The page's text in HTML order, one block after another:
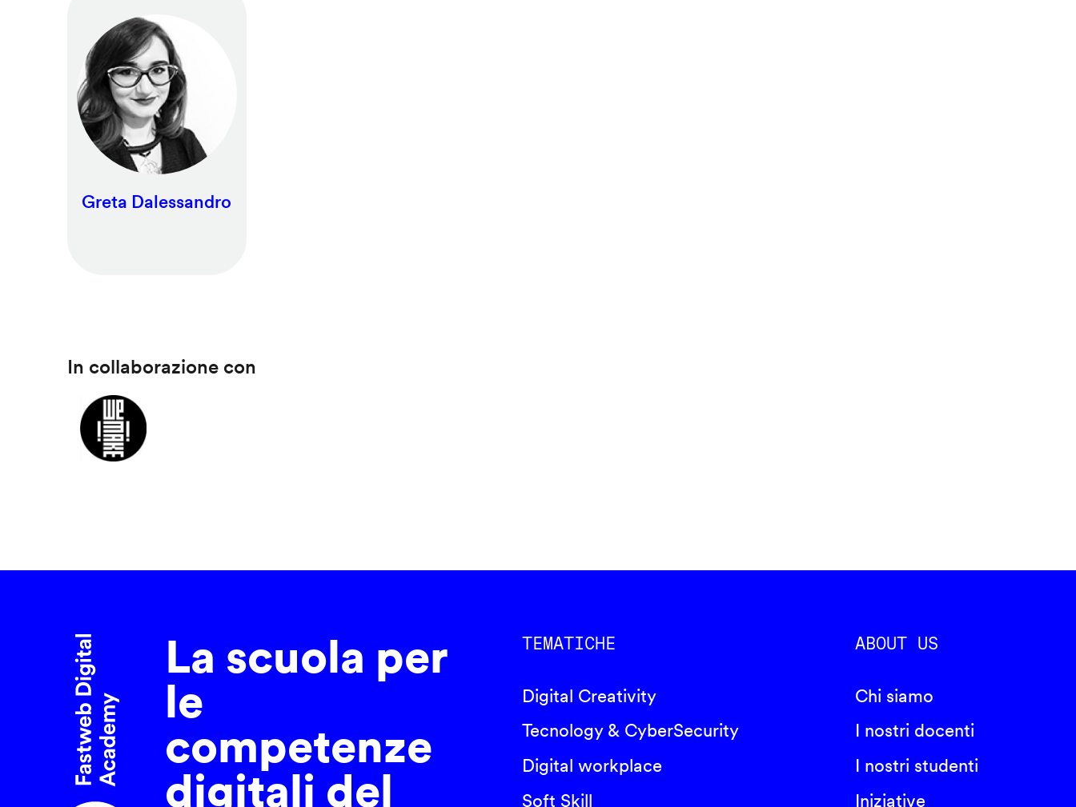
Greta Dalessandro
In collaborazione con
La scuola per
le
competenze
digitali del
TEMATICHE
Digital Creativity
Tecnology & CyberSecurity
Digital workplace
Soft Skill
ABOUT US
Chi siamo
I nostri docenti
I nostri studenti
Iniziative